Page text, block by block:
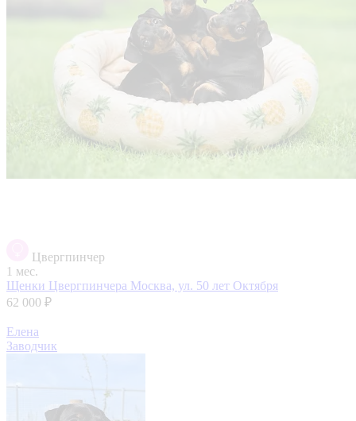
Цвергпинчер
1 мес.
Щенки Цвергпинчера Москва, ул. 50 лет Октября
62 000 ₽
Елена
Заводчик